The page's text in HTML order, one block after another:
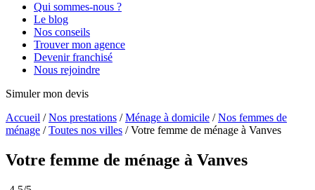
Qui sommes-nous ?
Le blog
Nos conseils
Trouver mon agence
Devenir franchisé
Nous rejoindre
Simuler mon devis
Accueil /Nos prestations /Ménage à domicile /Nos femmes de
ménage /Toutes nos villes /Votre femme de ménage à Vanves
Votre femme de ménage à Vanves